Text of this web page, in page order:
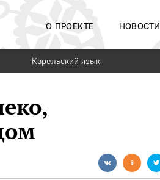
О ПРОЕКТЕ НОВОСТИ
Карельский язык